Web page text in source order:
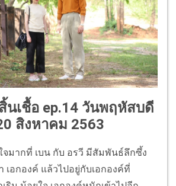
นเชื้อ ep.14 วันพฤหัสบดี
สิงหาคม 2563
จมากที่ เบน กับ อรวี มีสัมพันธ์ลึกซึ้ง
เอกองค์ แล้วไปอยู่กับเอกองค์ที่